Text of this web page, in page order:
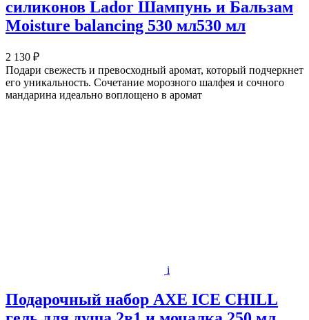
силиконов Lador Шампунь и Бальзам
Moisture balancing 530 мл530 мл
2 130 ₽
Подари свежесть и превосходный аромат, который подчеркнет
его уникальность. Сочетание морозного шалфея и сочного
мандарина идеально воплощено в аромат
i
Подарочный набор AXE ICE CHILL